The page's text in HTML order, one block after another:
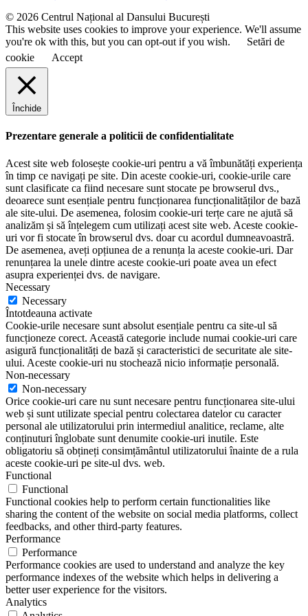
© 2026 Centrul Național al Dansului București
This website uses cookies to improve your experience. We'll assume
you're ok with this, but you can opt-out if you wish.
Setări de
cookie
Accept
Închide
Prezentare generale a politicii de confidentialitate
Acest site web folosește cookie-uri pentru a vă îmbunătăți experiența
în timp ce navigați pe site. Din aceste cookie-uri, cookie-urile care
sunt clasificate ca fiind necesare sunt stocate pe browserul dvs.,
deoarece sunt esențiale pentru funcționarea funcționalităților de bază
ale site-ului. De asemenea, folosim cookie-uri terțe care ne ajută să
analizăm și să înțelegem cum utilizați acest site web. Aceste cookie-
uri vor fi stocate în browserul dvs. doar cu acordul dumneavoastră.
De asemenea, aveți opțiunea de a renunța la aceste cookie-uri. Dar
renunțarea la unele dintre aceste cookie-uri poate avea un efect
asupra experienței dvs. de navigare.
Necessary
Necessary
Întotdeauna activate
Cookie-urile necesare sunt absolut esențiale pentru ca site-ul să
funcționeze corect. Această categorie include numai cookie-uri care
asigură funcționalități de bază și caracteristici de securitate ale site-
ului. Aceste cookie-uri nu stochează nicio informație personală.
Non-necessary
Non-necessary
Orice cookie-uri care nu sunt necesare pentru funcționarea site-ului
web și sunt utilizate special pentru colectarea datelor cu caracter
personal ale utilizatorului prin intermediul analitice, reclame, alte
conținuturi înglobate sunt denumite cookie-uri inutile. Este
obligatoriu să obțineți consimțământul utilizatorului înainte de a rula
aceste cookie-uri pe site-ul dvs. web.
Functional
Functional
Functional cookies help to perform certain functionalities like
sharing the content of the website on social media platforms, collect
feedbacks, and other third-party features.
Performance
Performance
Performance cookies are used to understand and analyze the key
performance indexes of the website which helps in delivering a
better user experience for the visitors.
Analytics